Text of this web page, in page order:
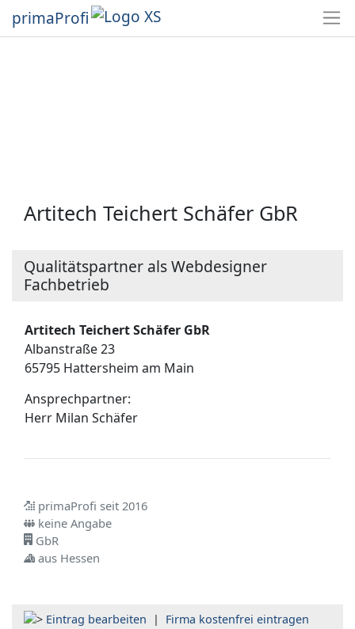
primaProfi
Artitech Teichert Schäfer GbR
Qualitätspartner als Webdesigner
Fachbetrieb
Artitech Teichert Schäfer GbR
Albanstraße 23
65795 Hattersheim am Main
Ansprechpartner:
Herr Milan Schäfer
primaProfi seit 2016
keine Angabe
GbR
aus Hessen
Eintrag bearbeiten | Firma kostenfrei eintragen